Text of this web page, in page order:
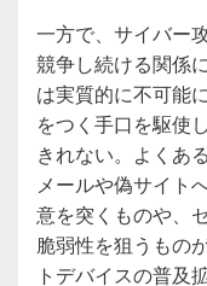
一方で、サイバー
競争し続ける関係
は実質的に不可能
をつく手口を駆使
きれない。よくあ
メールや偽サイト
意を突くものや、
脆弱性を狙うもの
トデバイスの普及